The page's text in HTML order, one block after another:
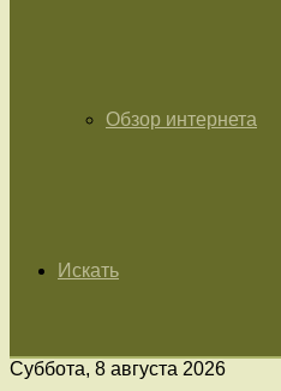
Обзор интернета
Искать
Суббота, 8 августа 2026